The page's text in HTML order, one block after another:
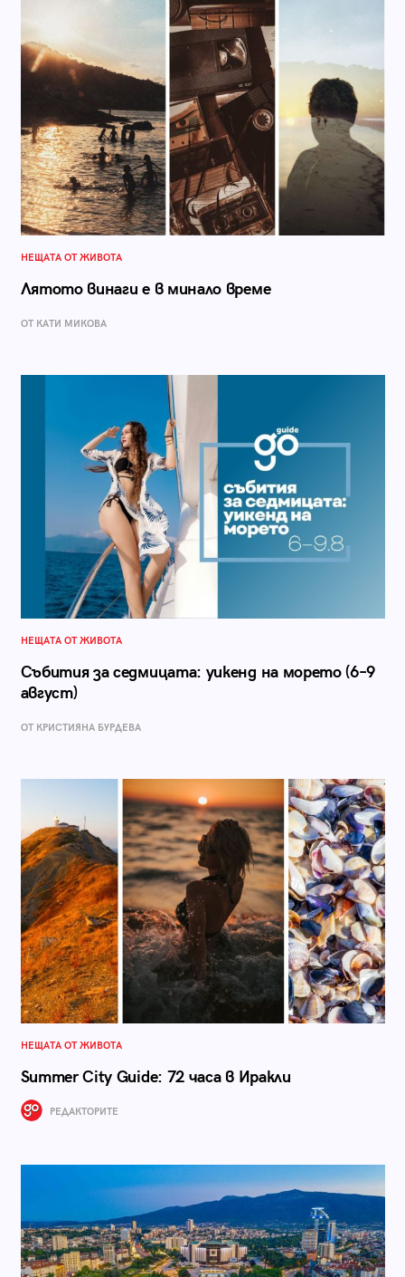
НЕЩАТА ОТ ЖИВОТА
Лятото винаги е в минало време
ОТ КАТИ МИКОВА
НЕЩАТА ОТ ЖИВОТА
Събития за седмицата: уикенд на морето (6–9
август)
ОТ КРИСТИЯНА БУРДЕВА
НЕЩАТА ОТ ЖИВОТА
Summer City Guide: 72 часа в Иракли
РЕДАКТОРИТЕ